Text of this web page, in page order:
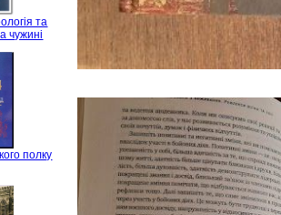
та
чужині
полку